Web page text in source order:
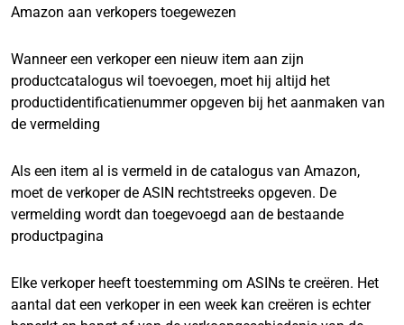
Amazon aan verkopers toegewezen
Wanneer een verkoper een nieuw item aan zijn
productcatalogus wil toevoegen, moet hij altijd het
productidentificatienummer opgeven bij het aanmaken van
de vermelding
Als een item al is vermeld in de catalogus van Amazon,
moet de verkoper de ASIN rechtstreeks opgeven. De
vermelding wordt dan toegevoegd aan de bestaande
productpagina
Elke verkoper heeft toestemming om ASINs te creëren. Het
aantal dat een verkoper in een week kan creëren is echter